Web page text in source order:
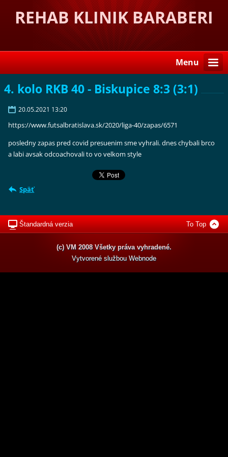
REHAB KLINIK BARABERI
Menu
4. kolo RKB 40 - Biskupice 8:3 (3:1)
20.05.2021 13:20
https://www.futsalbratislava.sk/2020/liga-40/zapas/6571
posledny zapas pred covid presuenim sme vyhrali. dnes chybali brco
a labi avsak odcoachovali to vo velkom style
Späť
Štandardná verzia To Top
(c) VM 2008 Všetky práva vyhradené.
Vytvorené službou Webnode